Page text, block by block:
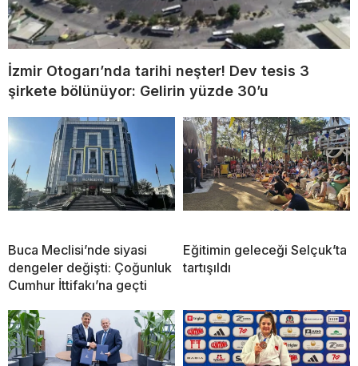
İzmir Otogarı’nda tarihi neşter! Dev tesis 3
şirkete bölünüyor: Gelirin yüzde 30’u
Buca Meclisi’nde siyasi
dengeler değişti: Çoğunluk
Cumhur İttifakı’na geçti
Eğitimin geleceği Selçuk’ta
tartışıldı